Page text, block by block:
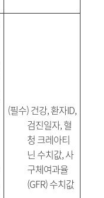
(필수)건강,환자ID,
검진일자,혈
청 크레아티
닌 수치값,사
구체여과율
(GFR)수치값